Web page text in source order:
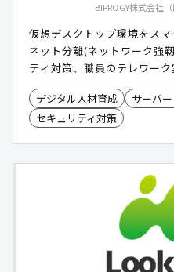
BIPROGY株式会社
仮想デスクトップ環境をス
ネット分離(ネットワーク強
ティ対策、職員のテレワーク
デジタル人材育成
サーバ
セキュリティ対策